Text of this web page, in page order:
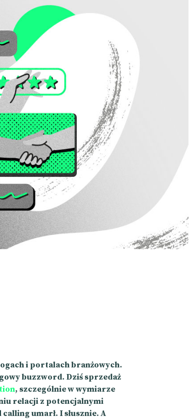
i portalach branżowych.
buzzword. Dziś sprzedaż
, szczególnie w wymiarze
relacji z potencjalnymi
umarł. I słusznie. A